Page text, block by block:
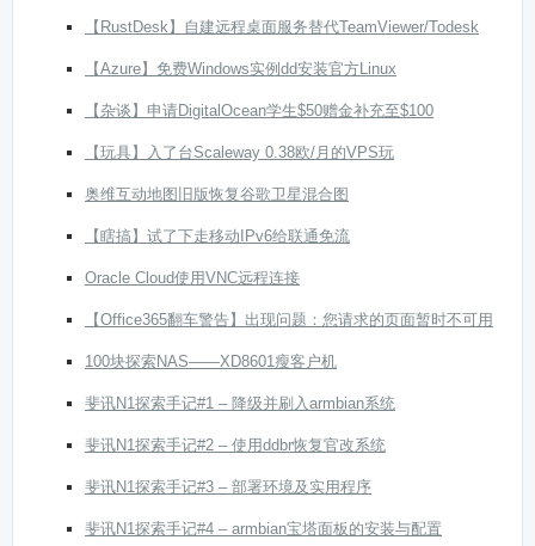
【RustDesk】自建远程桌面服务替代TeamViewer/Todesk
【Azure】免费Windows实例dd安装官方Linux
【杂谈】申请DigitalOcean学生$50赠金补充至$100
【玩具】入了台Scaleway 0.38欧/月的VPS玩
奥维互动地图旧版恢复谷歌卫星混合图
【瞎搞】试了下走移动IPv6给联通免流
Oracle Cloud使用VNC远程连接
【Office365翻车警告】出现问题：您请求的页面暂时不可用
100块探索NAS——XD8601瘦客户机
斐讯N1探索手记#1 – 降级并刷入armbian系统
斐讯N1探索手记#2 – 使用ddbr恢复官改系统
斐讯N1探索手记#3 – 部署环境及实用程序
斐讯N1探索手记#4 – armbian宝塔面板的安装与配置